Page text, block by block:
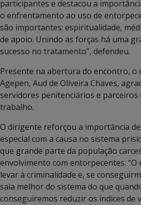
participantes e destacou a
o enfrentamento ao uso de
são importantes: espiritualidade,
de apoio. Unindo as forças há uma
sucesso no tratamento”, defendeu.
Presente na abertura do encontro,
Agepen, Aud de Oliveira Chaves,
servidores penitenciários e parceiros
trabalho.
O dirigente reforçou a importância
especial com a causa no sistema
que grande parte da população
envolvimento com entorpecentes. “O
levar à criminalidade e, se
saia melhor do sistema do que
conseguiremos reduzir os índices de